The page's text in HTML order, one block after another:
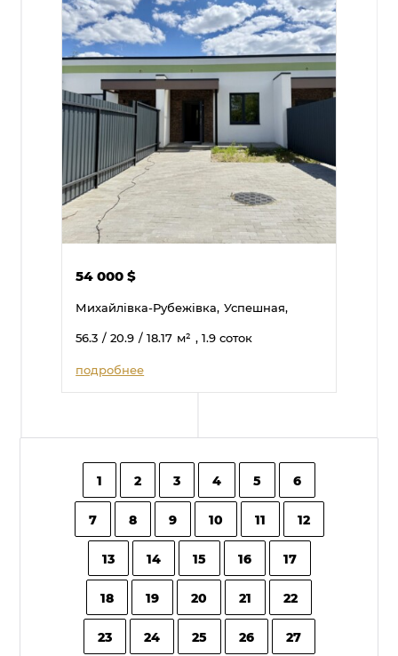
54 000$
Михайлівка-Рубежівка, Успешная,
56.3 / 20.9 / 18.17 м² , 1.9 соток
подробнее
1 2 3 4 5 6
7 8 9 10 11 12
13 14 15 16 17
18 19 20 21 22
23 24 25 26 27